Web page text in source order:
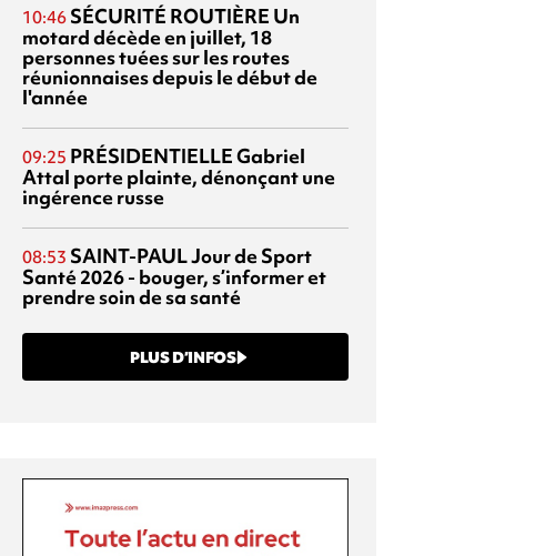
10:46 SÉCURITÉ ROUTIÈRE Un
motard décède en juillet, 18
personnes tuées sur les routes
réunionnaises depuis le début de
l'année
09:25 PRÉSIDENTIELLEGabriel
Attal porte plainte, dénonçant une
ingérence russe
08:53 SAINT-PAULJour de Sport
Santé 2026 - bouger, s’informer et
prendre soin de sa santé
PLUS D’INFOS